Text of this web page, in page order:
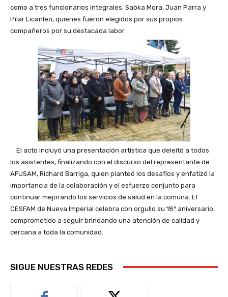
como a tres funcionarios integrales: Sabka Mora, Juan Parra y
Pilar Licanleo, quienes fueron elegidos por sus propios
compañeros por su destacada labor.
El acto incluyó una presentación artística que deleitó a todos
los asistentes, finalizando con el discurso del representante de
AFUSAM, Richard Barriga, quien planteó los desafíos y enfatizó la
importancia de la colaboración y el esfuerzo conjunto para
continuar mejorando los servicios de salud en la comuna. El
CESFAM de Nueva Imperial celebra con orgullo su 18º aniversario,
comprometido a seguir brindando una atención de calidad y
cercana a toda la comunidad.
SIGUE NUESTRAS REDES